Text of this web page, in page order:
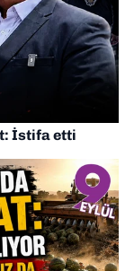
İstifa etti